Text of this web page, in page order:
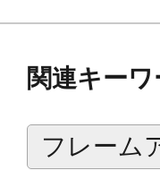
ブラインド
ます。下記、
関連キーワ
フレーム